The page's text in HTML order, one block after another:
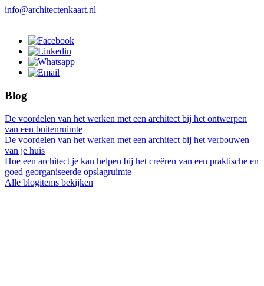
info@architectenkaart.nl
Blog
De voordelen van het werken met een architect bij het ontwerpen
van een buitenruimte
De voordelen van het werken met een architect bij het verbouwen
van je huis
Hoe een architect je kan helpen bij het creëren van een praktische en
goed georganiseerde opslagruimte
Alle blogitems bekijken